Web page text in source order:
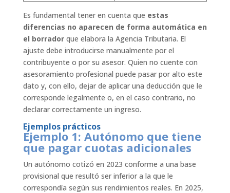
Es fundamental tener en cuenta que estas
diferencias no aparecen de forma automática en
el borradorque elabora la Agencia Tributaria. El
ajuste debe introducirse manualmente por el
contribuyente o por su asesor. Quien no cuente con
asesoramiento profesional puede pasar por alto este
dato y, con ello, dejar de aplicar una deducción que le
corresponde legalmente o, en el caso contrario, no
declarar correctamente un ingreso.
Ejemplos prácticos
Ejemplo 1: Autónomo que tiene
que pagar cuotas adicionales
Un autónomo cotizó en 2023 conforme a una base
provisional que resultó ser inferior a la que le
correspondía según sus rendimientos reales. En 2025,